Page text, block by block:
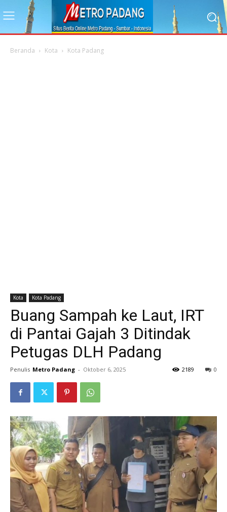
Beranda Kota Kota Padang
Kota Kota Padang
Buang Sampah ke Laut, IRT
di Pantai Gajah 3 Ditindak
Petugas DLH Padang
Penulis Metro Padang - Oktober 6, 2025 0
2189